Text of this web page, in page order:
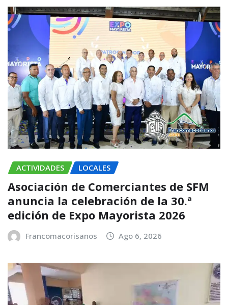
ACTIVIDADES LOCALES
Asociación de Comerciantes de SFM
anuncia la celebración de la 30.ª
edición de Expo Mayorista 2026
Francomacorisanos Ago 6, 2026